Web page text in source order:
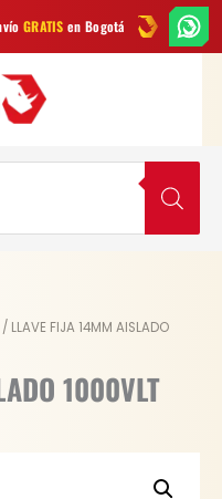
en Bogotá Envío gratis a
/ LLAVE FIJA 14MM AISLADO
1000VLT